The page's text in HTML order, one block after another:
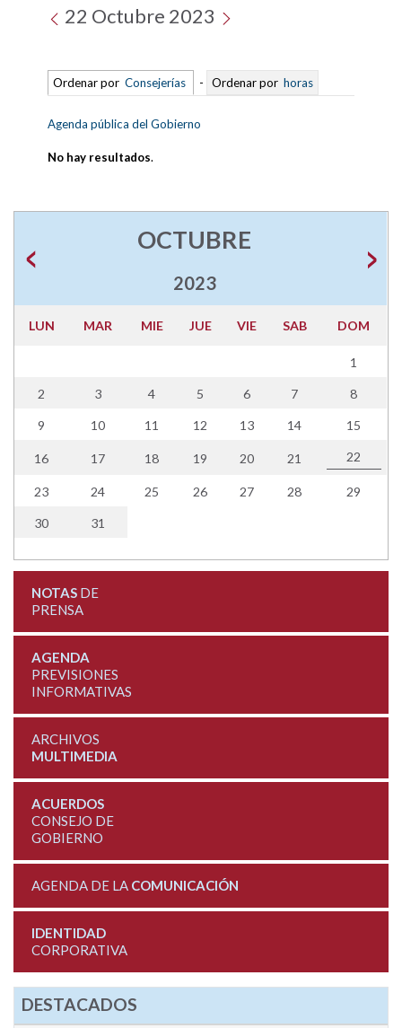
22 Octubre 2023
Ordenar por Consejerías - Ordenar por horas
Agenda pública del Gobierno
No hay resultados.
OCTUBRE
2023
LUN MAR MIE JUE VIE SAB DOM
1
2 3 4 5 6 7 8
9 10 11 12 13 14 15
16 17 18 19 20 21 22
23 24 25 26 27 28 29
30 31
NOTASDE
PRENSA
AGENDA
PREVISIONES
INFORMATIVAS
ARCHIVOS
MULTIMEDIA
ACUERDOS
CONSEJO DE
GOBIERNO
AGENDA DE LA COMUNICACIÓN
IDENTIDAD
CORPORATIVA
DESTACADOS